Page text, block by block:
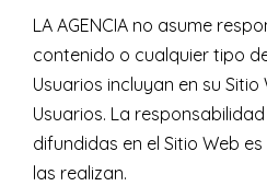
LA AGENCIA no asume
contenido o cualquier tipo
Usuarios incluyan en su
Usuarios. La
difundidas en el Sitio Web
las realizan.